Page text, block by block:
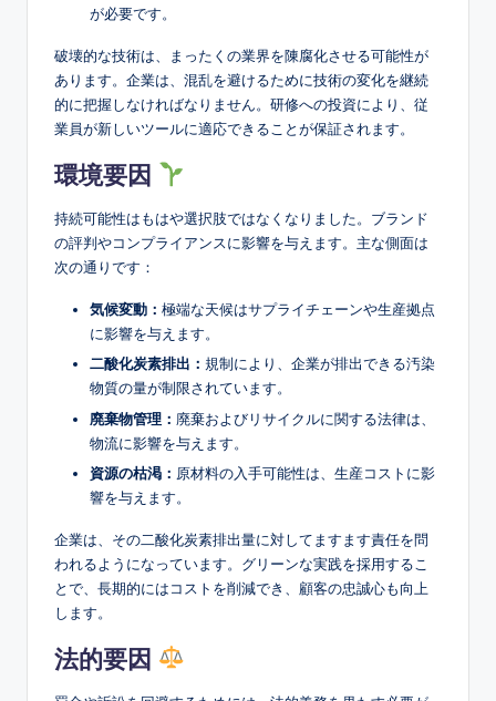
が必要です。
破壊的な技術は、まったくの業界を陳腐化させる可能性が
あります。企業は、混乱を避けるために技術の変化を継続
的に把握しなければなりません。研修への投資により、従
業員が新しいツールに適応できることが保証されます。
環境要因
持続可能性はもはや選択肢ではなくなりました。ブランド
の評判やコンプライアンスに影響を与えます。主な側面は
次の通りです：
気候変動： 極端な天候はサプライチェーンや生産拠点
に影響を与えます。
二酸化炭素排出： 規制により、企業が排出できる汚染
物質の量が制限されています。
廃棄物管理： 廃棄およびリサイクルに関する法律は、
物流に影響を与えます。
資源の枯渇： 原材料の入手可能性は、生産コストに影
響を与えます。
企業は、その二酸化炭素排出量に対してますます責任を問
われるようになっています。グリーンな実践を採用するこ
とで、長期的にはコストを削減でき、顧客の忠誠心も向上
します。
法的要因